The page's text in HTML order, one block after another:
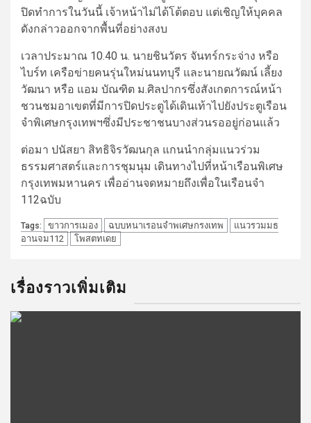
ปิดทำการในวันนี้ เจ้าหน้าไม่ได้โต้ตอบ แต่เชิญให้บุคคล
ดังกล่าวออกจากพื้นที่อย่างสงบ
เวลาประมาณ 10.40 น. นายชินวัตร จันทร์กระจ่าง หรือ
ไบร์ท เครือข่ายคนรุ่นใหม่นนทบุรี และนายณวัฒน์ เลี้ยง
วัฒนา หรือ แอม บัณฑิต ม.ศิลปากรซึ่งสังเกตการณ์หน้า
ชวนชมอาเขตที่มีการปิดประตูได้เดินเท้าไปยังประตูเรือน
จำพิเศษกรุงเทพฯซึ่งมีประชาชนบางส่วนรออยู่ก่อนแล้ว
ต่อมา ปนัสยา สิทธิจิรวัฒนกุล แกนนำกลุ่มแนวร่วม
ธรรมศาสตร์และการชุมนุม เดินทางไปที่หน้าเรือนพิเศษ
กรุงเทพมหานคร เพื่ออ่านจดหมายถึงเพื่อในเรือนจำ
112ฉบับ
Tags: ขาวการเมอง ฉบบหนาเรอนจำพเศษกรงเทพ
แนวรวมมธ
อานจม112
โพสตทเดย
เรื่องราวเพิ่มเติม